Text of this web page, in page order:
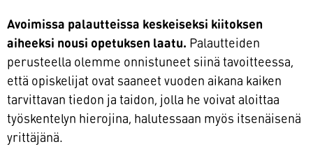
Avoimissa palautteissa keskeiseksi kiitoksen
aiheeksi nousi opetuksen laatu. Palautteiden
perusteella olemme onnistuneet siinä tavoitteessa,
että opiskelijat ovat saaneet vuoden aikana kaiken
tarvittavan tiedon ja taidon, jolla he voivat aloittaa
työskentelyn hierojina, halutessaan myös itsenäisenä
yrittäjänä.